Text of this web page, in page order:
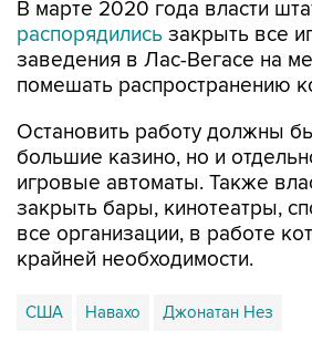
заведения в Лас-Вегасе на
помешать распространению
Остановить работу должны
игровые автоматы. Также
закрыть бары, кинотеатры,
все организации, в работе
крайней необходимости.
США Навахо Джонатан Нез